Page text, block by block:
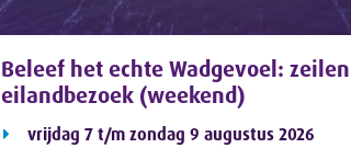
Beleef het echte Wadgevoel:
eilandbezoek (weekend)
vrijdag 7 t/m zondag 9 augustus 2026